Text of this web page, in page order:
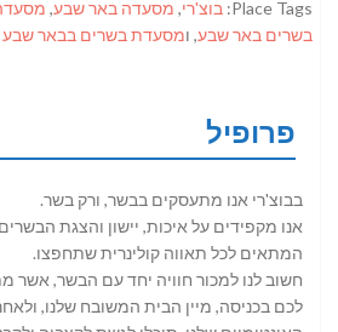
Place Tags: בוצ'רי, מסעדה באר שבע,
בשרים באר שבע, ומסעדת בשרים בבאר שבע
פרופיל
בבוצ'רי אנו מתעסקים בבשר, ורק בשר.
אנו מקפידים על איכות, יישון והצגת
המתאים לכל תאווה קולינרית שתחפצו.
חשוב לנו למכור חוויה יחד עם הבשר, אשר
לכם בכניסה, מיין הבית המשובח שלנו,